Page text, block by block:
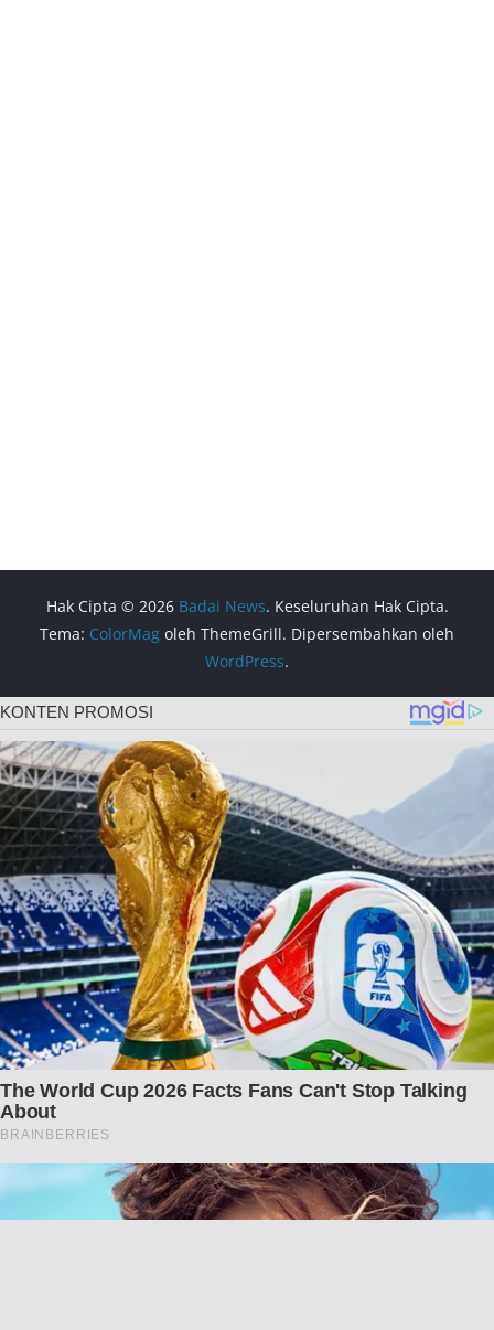
Hak Cipta © 2026 Badai News. Keseluruhan Hak Cipta.
Tema: ColorMag oleh ThemeGrill. Dipersembahkan oleh
WordPress.